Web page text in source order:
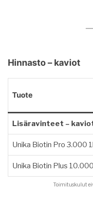
Hinnasto – kaviot
Tuote
Lisäravinteet –
Unika Biotin Pro 3.000
Unika Biotin Plus
Toimituskulut